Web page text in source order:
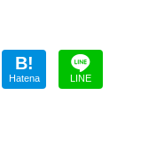
B!
Hatena LINE